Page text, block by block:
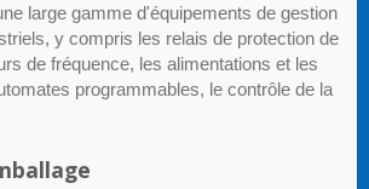
large gamme d'équipements de gestion
y compris les relais de protection de
de fréquence, les alimentations et les
programmables, le contrôle de la